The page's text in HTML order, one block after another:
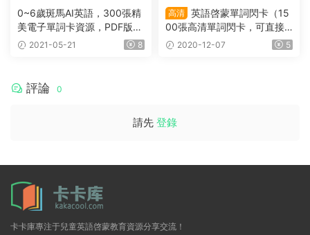
0~6歲斑馬AI英語，300張精
美電子單詞卡資源，PDF版，
可打印
2021-05-21 8
高清 英語啓蒙單詞閃卡（15
00張高清單詞閃卡，可直接
打印，适合2-10歲小盆友）
2020-12-07 5
評論 0
請先 登錄
卡卡庫專注于兒童英語啓蒙教育資源分享交流！